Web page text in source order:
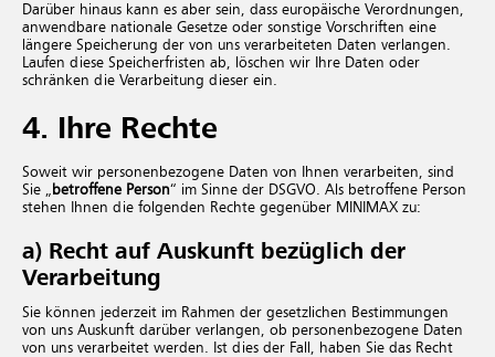
Darüber hinaus kann es aber sein, dass europäische Verordnungen,
anwendbare nationale Gesetze oder sonstige Vorschriften eine
längere Speicherung der von uns verarbeiteten Daten verlangen.
Laufen diese Speicherfristen ab, löschen wir Ihre Daten oder
schränken die Verarbeitung dieser ein.
4. Ihre Rechte
Soweit wir personenbezogene Daten von Ihnen verarbeiten, sind
Sie „
betroffene Person“ im Sinne der DSGVO. Als betroffene Person
stehen Ihnen die folgenden Rechte gegenüber MINIMAX zu:
a) Recht auf Auskunft bezüglich der
Verarbeitung
Sie können jederzeit im Rahmen der gesetzlichen Bestimmungen
von uns Auskunft darüber verlangen, ob personenbezogene Daten
von uns verarbeitet werden. Ist dies der Fall, haben Sie das Recht